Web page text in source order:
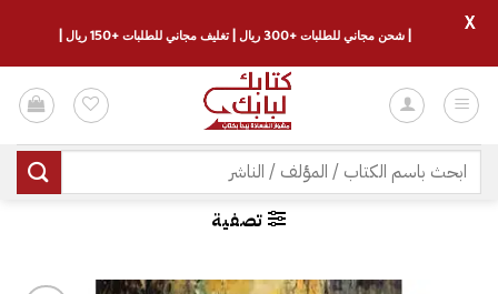
للمحتوى
البحث
عن:
تصفية
| شحن مجاني للطلبات +300 ريال | تغليف مجاني للطلبات +150 ريال |
X